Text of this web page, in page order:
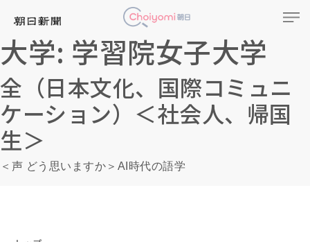
大学: 学習院女子大学
全（日本文化、国際コミュニ
ケーション）＜社会人、帰国
生＞
＜声 どう思いますか＞AI時代の語学